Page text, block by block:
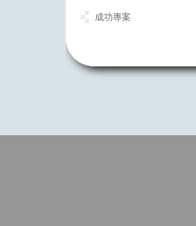
成功專案